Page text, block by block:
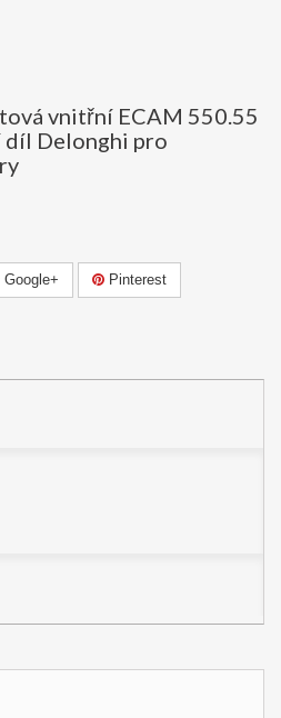
vnitřní ECAM 550.55
Delonghi pro
Google+ Pinterest